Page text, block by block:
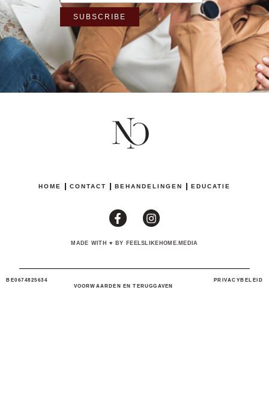
HOME CONTACT BEHANDELINGEN EDUCATIE
MADE WITH♥ BY FEELSLIKEHOME.MEDIA
PRIVACYBELEID
BE0674825634
VOORWAARDEN EN TERUGGAVEN